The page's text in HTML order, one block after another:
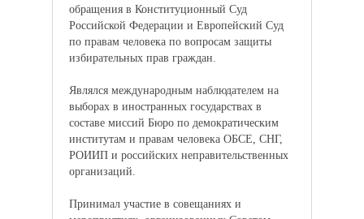
обращения в Конституционный Суд
Российской Федерации и Европейский Суд
по правам человека по вопросам защиты
избирательных прав граждан.
Являлся международным наблюдателем на
выборах в иностранных государствах в
составе миссий Бюро по демократическим
институтам и правам человека ОБСЕ, СНГ,
РОИИП и российских неправительственных
организаций.
Принимал участие в совещаниях и